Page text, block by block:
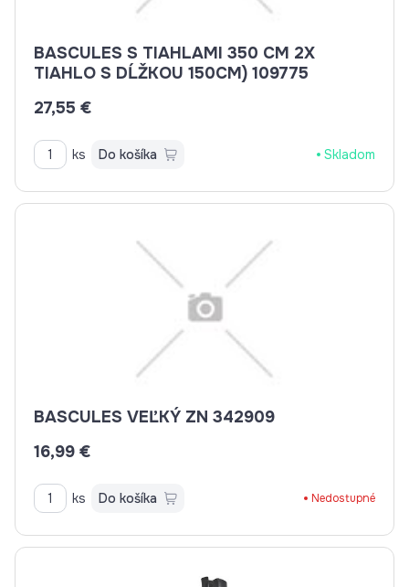
BASCULES S TIAHLAMI 350 CM 2X
TIAHLO S DĹŽKOU 150CM) 109775
27,55 €
ks Do košíka Skladom
BASCULES VEĽKÝ ZN 342909
16,99 €
ks Do košíka Nedostupné